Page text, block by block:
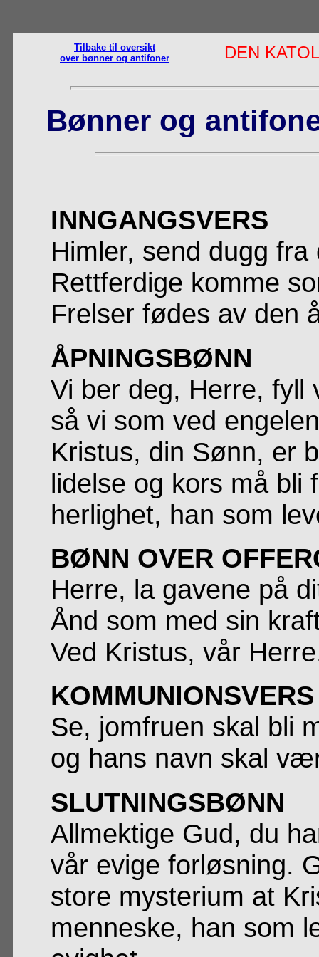
Tilbake til oversikt
over bønner og antifoner
DEN
Bønner og
INNGANGSVERS
Himler, send dugg
Rettferdige komme
Frelser fødes av den
ÅPNINGSBØNN
Vi ber deg, Herre, fyll
så vi som ved
Kristus, din Sønn, er
lidelse og kors må bli
herlighet, han som
BØNN OVER
Herre, la gavene på
Ånd som med sin
Ved Kristus, vår
KOMMUNIONSVERS
Se, jomfruen skal bli
og hans navn skal
SLUTNINGSBØNN
Allmektige Gud, du
vår evige forløsning.
store mysterium at
menneske, han som